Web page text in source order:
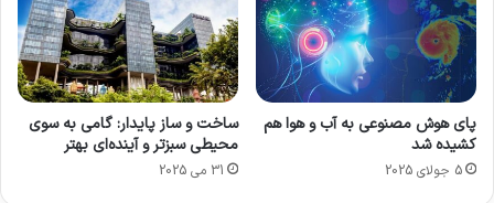
پای هوش مصنوعی به آب و هوا هم
کشیده شد
5 جولای 2025
ساخت و ساز پایدار: گامی به سوی
محیطی سبزتر و آینده‌ای بهتر
31 می 2025